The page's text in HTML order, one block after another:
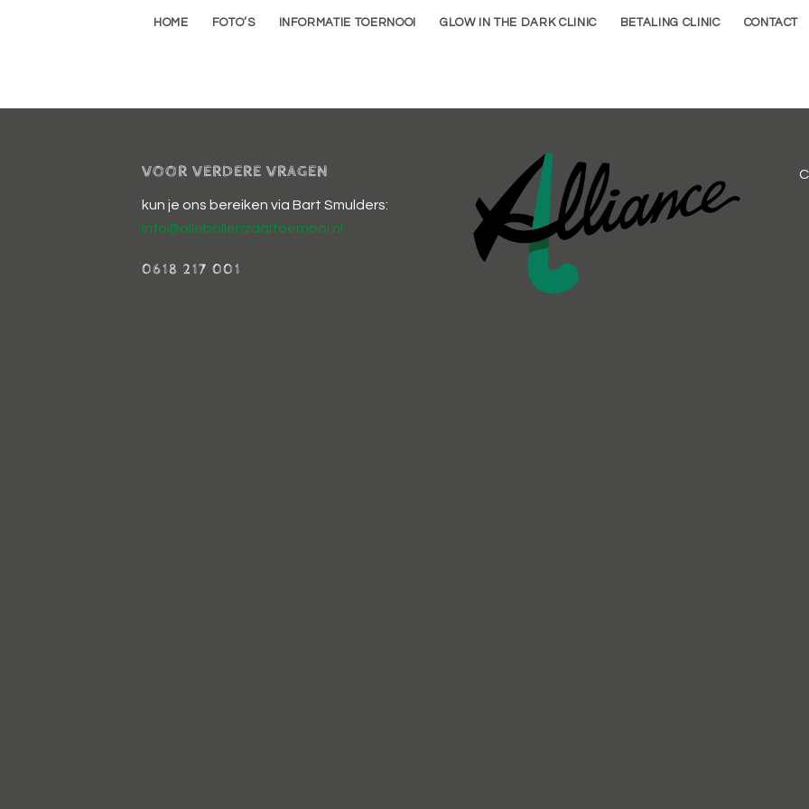
HOME FOTO’S INFORMATIE TOERNOOI GLOW IN THE DARK CLINIC BETALING CLINIC CONTACT
VOOR VERDERE VRAGEN
kun je ons bereiken via Bart Smulders:
info@oliebollenzaaltoernooi.nl
0618 217 001